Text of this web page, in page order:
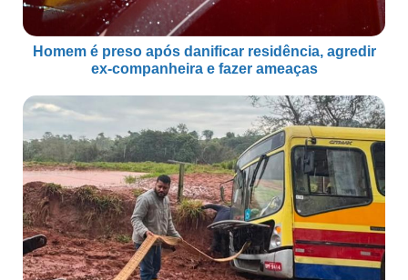
Homem é preso após danificar residência, agredir
ex-companheira e fazer ameaças